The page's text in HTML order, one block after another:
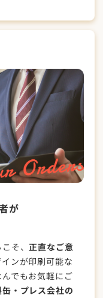
が
そ、正直なご意
ンが印刷可能な
でもお気軽にご
・プレス会社の